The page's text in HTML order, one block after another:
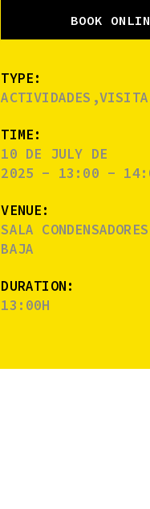
BOOK
TYPE:
ACTIVIDADES,VISITA
TIME:
10 DE JULY DE
2025 - 13:00 -
VENUE:
SALA
BAJA
DURATION:
13:00H